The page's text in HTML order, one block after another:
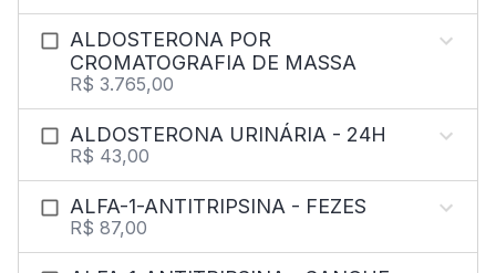
ALDOSTERONA POR
CROMATOGRAFIA DE MASSA
R$ 3.765,00
ALDOSTERONA URINÁRIA - 24H
R$ 43,00
ALFA-1-ANTITRIPSINA - FEZES
R$ 87,00